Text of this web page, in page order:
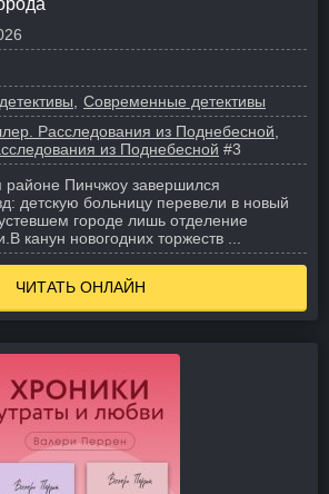
Современные детективы
Расследования из Поднебесной
из Поднебесной #3
районе Пинчжоу завершился
детскую больницу перевели в новый
городе лишь отделение
В канун новогодних торжеств ...
ЧИТАТЬ ОНЛАЙН